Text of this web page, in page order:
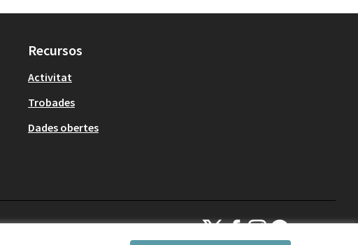
Recursos
Activitat
Trobades
Dades obertes
Decidim Sant Cugat a X
Decidim Sant Cugat a Facebook
Decidim Sant Cugat a
Decidim Sant Cugat